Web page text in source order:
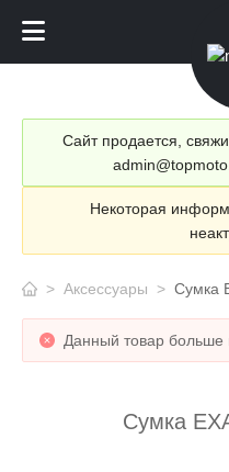
Сайт продается,
Некоторая
> Аксессуары > Сумка
Данный товар больше
Сумка